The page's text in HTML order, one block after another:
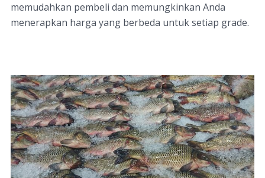
memudahkan pembeli dan memungkinkan Anda
menerapkan harga yang berbeda untuk setiap grade.